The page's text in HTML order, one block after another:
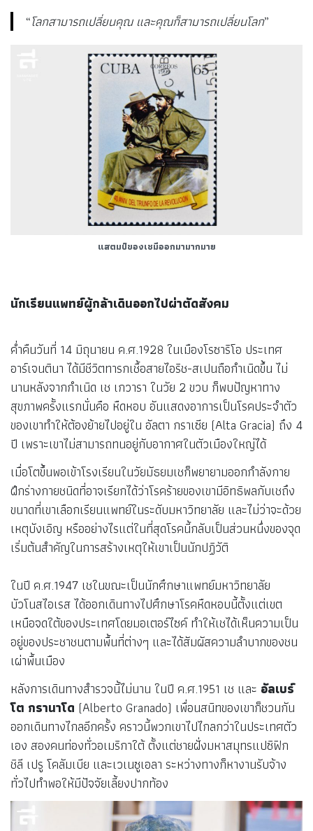
“โลกสามารถเปลี่ยนคุณ และคุณก็สามารถเปลี่ยนโลก”
แสตมป์ของเชมีออกมามากมาย
นักเรียนแพทย์ผู้กล้าเดินออกไปผ่าตัดสังคม
ค่ำคืนวันที่ 14 มิถุนายน ค.ศ.1928 ในเมืองโรซาริโอ ประเทศ
อาร์เจนตินา ได้มีชีวิตทารกเชื้อสายไอริช-สเปนถือกำเนิดขึ้น ไม่
นานหลังจากกำเนิด เช เกวารา ในวัย 2 ขวบ ก็พบปัญหาทาง
สุขภาพครั้งแรกนั่นคือ หืดหอบ อันแสดงอาการเป็นโรคประจำตัว
ของเขาทำให้ต้องย้ายไปอยู่ใน อัลตา กราเซีย (Alta Gracia) ถึง 4
ปี เพราะเขาไม่สามารถทนอยู่กับอากาศในตัวเมืองใหญ่ได้
เมื่อโตขึ้นพอเข้าโรงเรียนในวัยมัธยมเชก็พยายามออกกำลังกาย
ฝึกร่างกายชนิดที่อาจเรียกได้ว่าโรคร้ายของเขามีอิทธิพลกับเชถึง
ขนาดที่เขาเลือกเรียนแพทย์ในระดับมหาวิทยาลัย และไม่ว่าจะด้วย
เหตุบังเอิญ หรืออย่างไรแต่ในที่สุดโรคนี้กลับเป็นส่วนหนึ่งของจุด
เริ่มต้นสำคัญในการสร้างเหตุให้เขาเป็นนักปฏิวัติ
ในปี ค.ศ.1947 เชในขณะเป็นนักศึกษาแพทย์มหาวิทยาลัย
บัวโนสไอเรส ได้ออกเดินทางไปศึกษาโรคหืดหอบนี้ตั้งแต่เขต
เหนือจดใต้ของประเทศโดยมอเตอร์ไซค์ ทำให้เชได้เห็นความเป็น
อยู่ของประชาชนตามพื้นที่ต่างๆ และได้สัมผัสความลำบากของชน
เผ่าพื้นเมือง
หลังการเดินทางสำรวจนี้ไม่นาน ในปี ค.ศ.1951 เช และ อัลเบร์
โต กรานาโด (Alberto Granado) เพื่อนสนิทของเขาก็ชวนกัน
ออกเดินทางไกลอีกครั้ง คราวนี้พวกเขาไปไกลกว่าในประเทศตัว
เอง สองคนท่องทั่วอเมริกาใต้ ตั้งแต่ชายฝั่งมหาสมุทรแปซิฟิก
ชิลี เปรู โคลัมเบีย และเวเนซูเอลา ระหว่างทางก็หางานรับจ้าง
ทั่วไปทำพอให้มีปัจจัยเลี้ยงปากท้อง